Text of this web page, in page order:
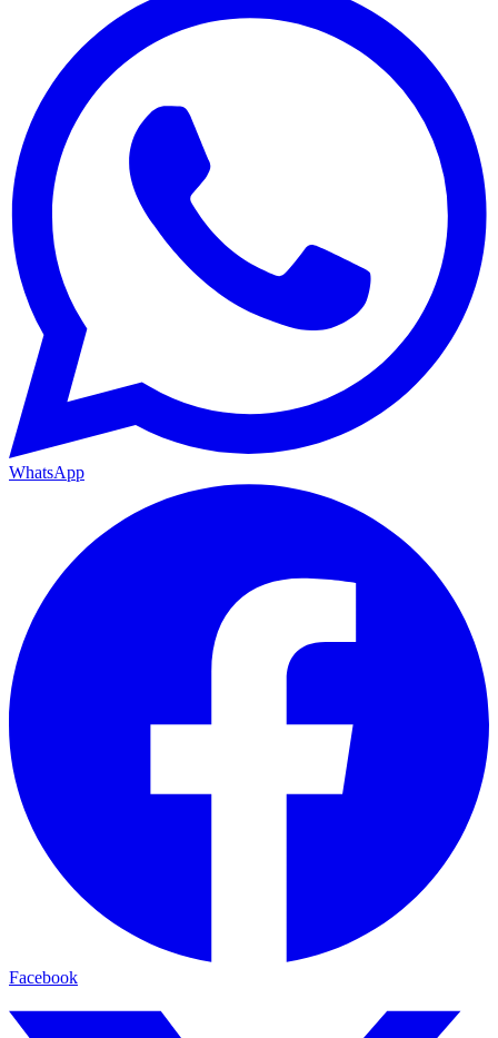
WhatsApp
Facebook